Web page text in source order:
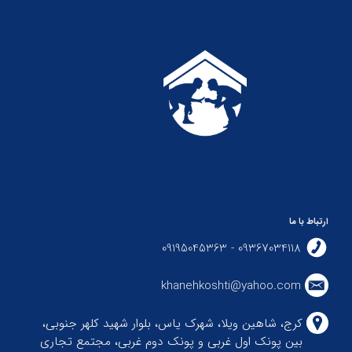
ارتباط با ما
09367034118 - 09195045363
khanehkoshti@yahoo.com
کرج، شاهین ویلا، شهرک یاس، بلوار شهید کلهر جنوبی،
بین پونک اول غربی و پونک دوم غربی، مجتمع تجاری